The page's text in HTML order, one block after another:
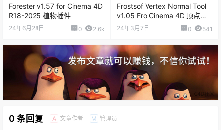
Forester v1.57 for Cinema 4D
R18-2025 植物插件
24年6月28日 0 2.6k
Frostsof Vertex Normal Tool
v1.05 Fro Cinema 4D 顶点法
线控制插件
24年3月7日 0 541
0 条回复 A 文章作者 M 管理员